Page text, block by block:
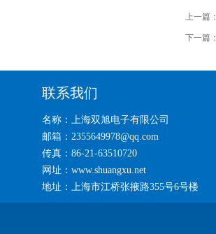
上一篇：
下一篇：
联系我们
名称：上海双旭电子有限公司
邮箱：2355649978@qq.com
传真：86-21-63510720
网址：www.shuangxu.net
地址：上海市江桥张掖路355号6号楼